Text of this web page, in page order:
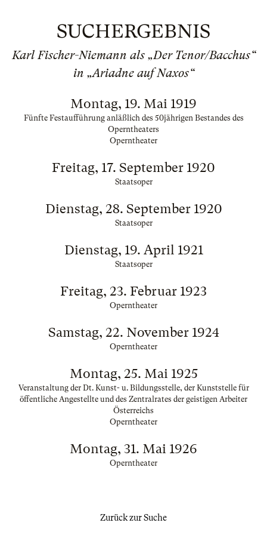
SUCHERGEBNIS
Karl Fischer-Niemann als „Der Tenor/Bacchus“
in „Ariadne auf Naxos“
Montag, 19. Mai 1919
Fünfte Festaufführung anläßlich des 50jährigen Bestandes des
Operntheaters
Operntheater
Freitag, 17. September 1920
Staatsoper
Dienstag, 28. September 1920
Staatsoper
Dienstag, 19. April 1921
Staatsoper
Freitag, 23. Februar 1923
Operntheater
Samstag, 22. November 1924
Operntheater
Montag, 25. Mai 1925
Veranstaltung der Dt. Kunst- u. Bildungsstelle, der Kunststelle für
öffentliche Angestellte und des Zentralrates der geistigen Arbeiter
Österreichs
Operntheater
Montag, 31. Mai 1926
Operntheater
Zurück zur Suche